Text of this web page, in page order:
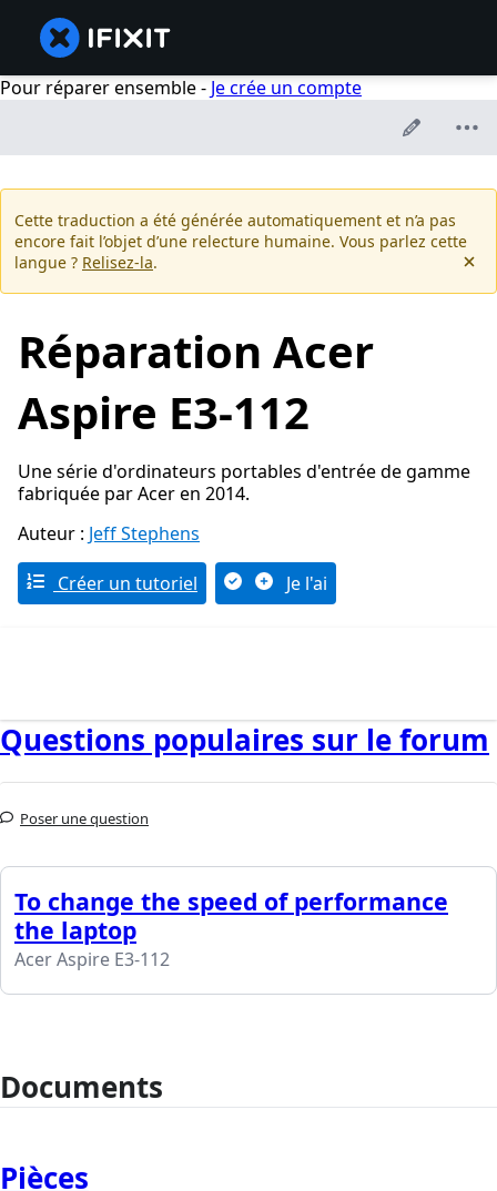
Pour réparer ensemble - Je crée un compte
Cette traduction a été générée automatiquement et n’a pas
encore fait l’objet d’une relecture humaine. Vous parlez cette
langue ? Relisez-la.
Réparation Acer
Aspire E3-112
Une série d'ordinateurs portables d'entrée de gamme
fabriquée par Acer en 2014.
Auteur : Jeff Stephens
Créer un tutoriel Je l'ai
Questions populaires sur le forum
Poser une question
To change the speed of performance
the laptop
Acer Aspire E3-112
Documents
Pièces